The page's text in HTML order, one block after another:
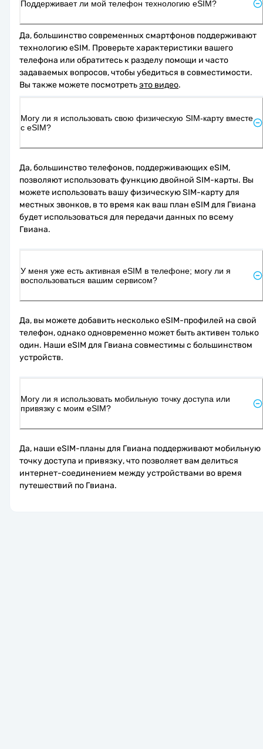
Поддерживает ли мой телефон технологию eSIM?
Да, большинство современных смартфонов поддерживают
технологию eSIM. Проверьте характеристики вашего
телефона или обратитесь к разделу помощи и часто
задаваемых вопросов, чтобы убедиться в совместимости.
Вы также можете посмотреть это видео.
Могу ли я использовать свою физическую SIM-карту вместе
с eSIM?
Да, большинство телефонов, поддерживающих eSIM,
позволяют использовать функцию двойной SIM-карты. Вы
можете использовать вашу физическую SIM-карту для
местных звонков, в то время как ваш план eSIM для Гвиана
будет использоваться для передачи данных по всему
Гвиана.
У меня уже есть активная eSIM в телефоне; могу ли я
воспользоваться вашим сервисом?
Да, вы можете добавить несколько eSIM-профилей на свой
телефон, однако одновременно может быть активен только
один. Наши eSIM для Гвиана совместимы с большинством
устройств.
Могу ли я использовать мобильную точку доступа или
привязку с моим eSIM?
Да, наши eSIM-планы для Гвиана поддерживают мобильную
точку доступа и привязку, что позволяет вам делиться
интернет-соединением между устройствами во время
путешествий по Гвиана.